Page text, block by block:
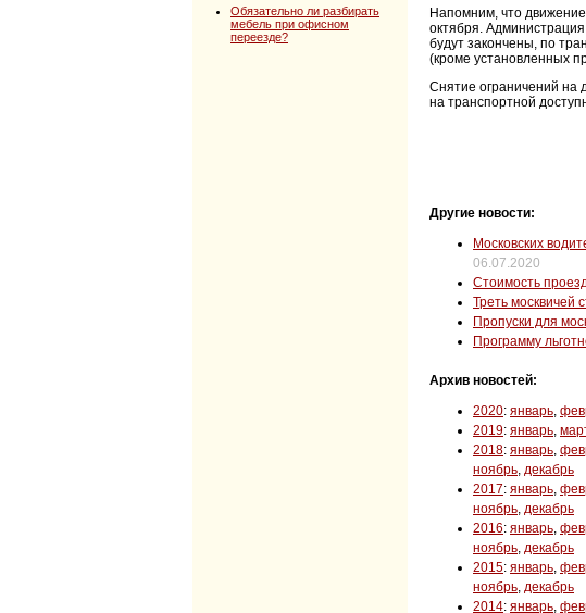
Обязательно ли разбирать
мебель при офисном
переезде?
Напомним, что
октября.
будут закончены, по
(кроме установленных
Снятие ограничений на
на транспортной
Другие новости:
Московских
06.07.2020
Стоимость
Треть москвичей
Пропуски для
Программу
Архив новостей:
2020: январь,
2019: январь,
2018: январь,
ноябрь, декабрь
2017: январь,
ноябрь, декабрь
2016: январь,
ноябрь, декабрь
2015: январь,
ноябрь, декабрь
2014: январь,